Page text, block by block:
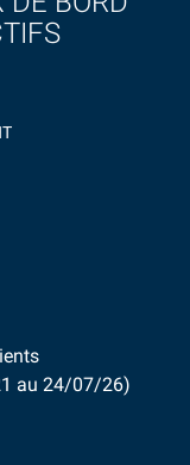
au 24/07/26)